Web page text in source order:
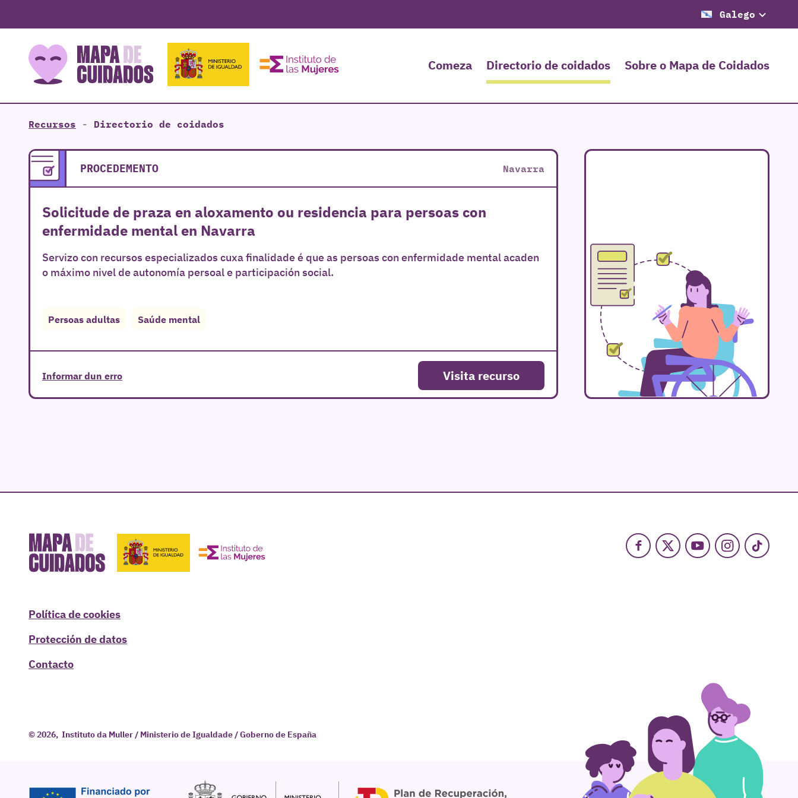
Galego
Comeza Directorio de coidados Sobre o Mapa de Coidados
Recursos - Directorio de coidados
PROCEDEMENTO Navarra
Solicitude de praza en aloxamento ou residencia para persoas con
enfermidade mental en Navarra
Servizo con recursos especializados cuxa finalidade é que as persoas con enfermidade mental acaden
o máximo nivel de autonomía persoal e participación social.
Persoas adultas Saúde mental
Informar dun erro Visita recurso
Facebook
X YoutubeInstagram
TikTok
Política de cookies
Protección de datos
Contacto
© 2026, Instituto da Muller / Ministerio de Igualdade / Goberno de España